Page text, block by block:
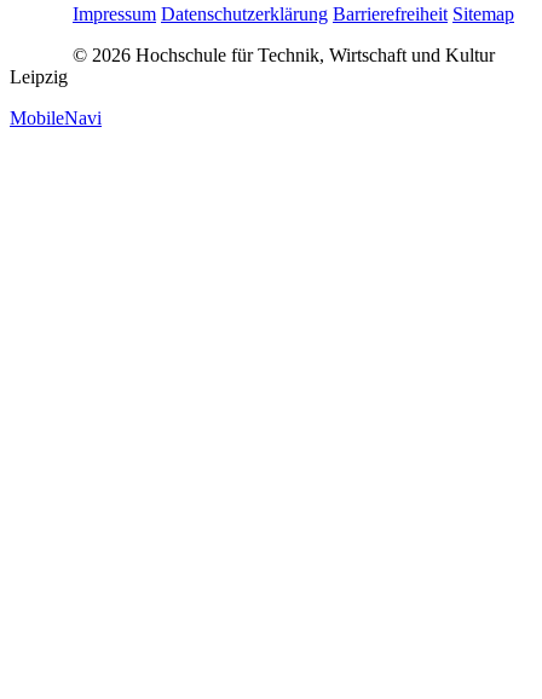
Impressum Datenschutzerklärung Barrierefreiheit Sitemap
© 2026 Hochschule für Technik, Wirtschaft und Kultur
Leipzig
MobileNavi